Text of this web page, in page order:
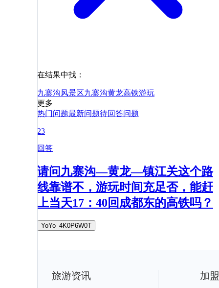
在结果中找：
九寨沟风景区九寨沟黄龙高铁游玩
更多
热门问题最新问题待回答问题
23
回答
请问九寨沟—黄龙—镇江关这个路
线靠谱不，游玩时间充足否，能赶
上当天17：40回成都东的高铁吗？
YoYo_4K0P6W0T
旅游资讯 加